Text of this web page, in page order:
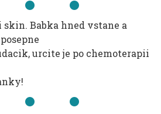
skin. Babka hned vstane a
urcite je po chemoterapii